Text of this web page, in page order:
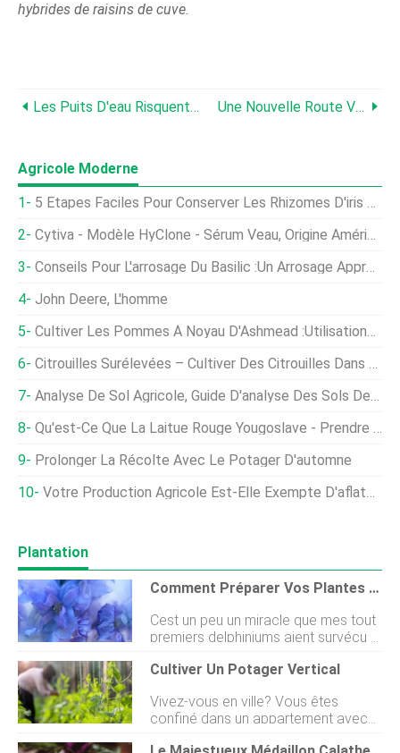
hybrides de raisins de cuve.
Les Puits D'eau Risquent De S'assécher Aux États-Unis Et Dans Le Monde Une Nouvelle Route Vers Un Riz Plus Dur :ajustez Son Microbiome
Agricole Moderne
5 Étapes Faciles Pour Conserver Les Rhizomes D'iris En Hiver
Cytiva - Modèle HyClone - Sérum Veau, Origine Américaine
Conseils Pour L'arrosage Du Basilic :un Arrosage Approprié Pour Les Plantes De Basilic
John Deere, L'homme
Cultiver Les Pommes À Noyau D'Ashmead :utilisations Des Pommes À Noyau D'Ashmead
Citrouilles Surélevées – Cultiver Des Citrouilles Dans Un Lit Surélevé
Analyse De Sol Agricole, Guide D'analyse Des Sols De Jardin
Qu'est-Ce Que La Laitue Rouge Yougoslave - Prendre Soin Des Plants De Laitue Rouge Yougoslave
Prolonger La Récolte Avec Le Potager D'automne
Votre Production Agricole Est-Elle Exempte D'aflatoxines ?
Plantation
Comment Préparer Vos Plantes Delphinium Pour L'hiver
Cest un peu un miracle que mes tout
premiers delphiniums aient survécu à
leur premier hiver en Alaska. Je les
avais achetés chez Home Depot, les
regardé avec joie les pointes fleurir
dans de magnifiques nuances de
violet et de bleu contre ma maison
Cultiver Un Potager Vertical
Vivez-vous en ville? Vous êtes
confiné dans un appartement avec
peu despace pour le jardinage ?